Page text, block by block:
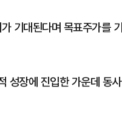
기대된다며 목표주가를 기
성장에 진입한 가운데 동사